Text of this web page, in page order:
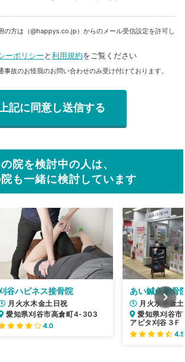
の方は（@happys.co.jp）からのメール受信設定を許可し
ーポリシーと利用規約をご覧ください
故のお怪我のお問い合わせのみ受け付けております。
院を検討中の人は、
も一緒に検討しています
谷ハピネス接骨院
月火水木金土日祝
愛知県刈谷市高倉町4-303
4.0
あい鍼灸整骨
月火水木金
愛知県刈谷
アピタ刈谷３F
4.5